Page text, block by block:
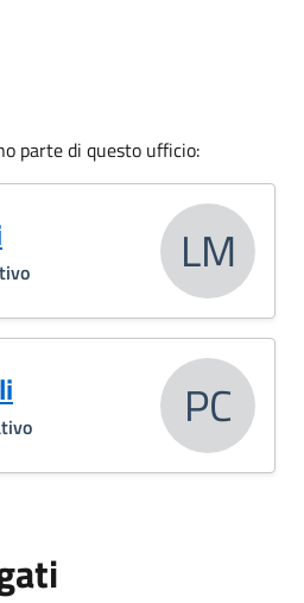
parte di questo ufficio:
LM
PC